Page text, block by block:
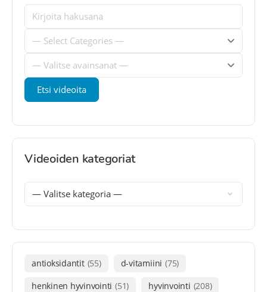
Videoiden kategoriat
antioksidantit (55) d-vitamiini (75)
henkinen hyvinvointi (51) hyvinvointi (208)